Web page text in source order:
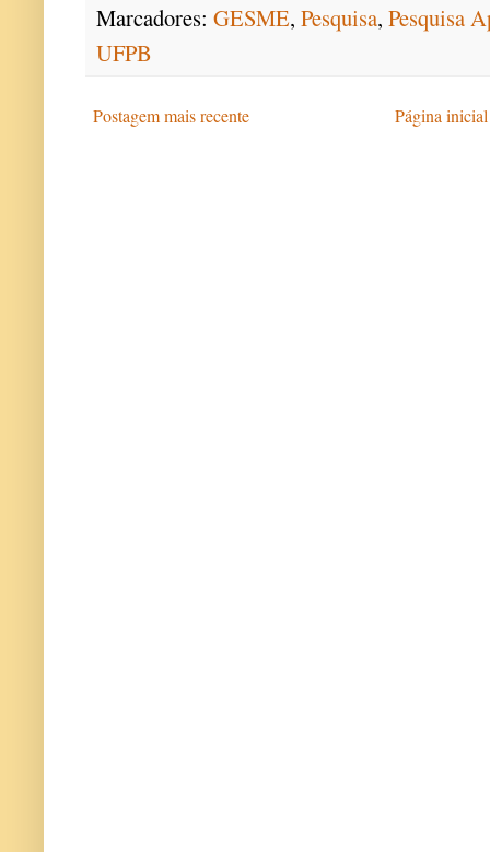
Marcadores: GESME, Pesquisa, Pesquisa
UFPB
Postagem mais recente Página inicial